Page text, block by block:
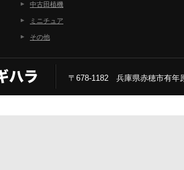
中古田植機
ミニチュア
その他
〒678-1182 兵庫県赤穂市有年